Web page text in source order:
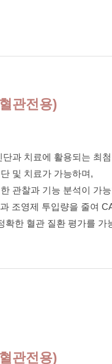
관전용)
과 치료에 활용되는 최
및 치료가 가능하며,
관찰과 기능 분석이 가
조영제 투입량을 줄여
확한 혈관 질환 평가를 가
관전용)